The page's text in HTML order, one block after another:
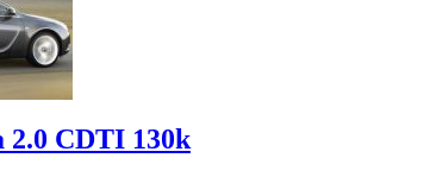
2.0 CDTI 130k